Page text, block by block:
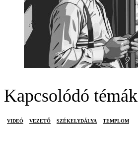
Kapcsolódó témák
VIDEÓ VEZETŐ SZÉKELYDÁLYA TEMPLOM